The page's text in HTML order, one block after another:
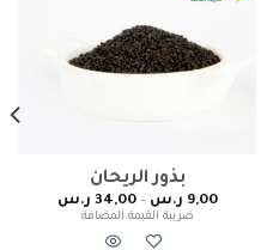
بذور الريحان
9,00 ر.س –
34,00 ر.س
ضريبة القيمة المضافة